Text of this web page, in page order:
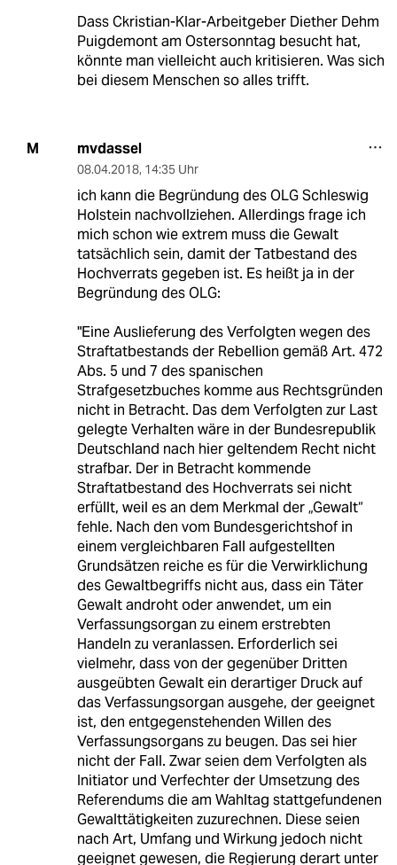
Dass Ckristian-Klar-Arbeitgeber Diether Dehm
Puigdemont am Ostersonntag besucht hat,
könnte man vielleicht auch kritisieren. Was sich
bei diesem Menschen so alles trifft.
M mvdassel
08.04.2018, 14:35 Uhr
ich kann die Begründung des OLG Schleswig
Holstein nachvollziehen. Allerdings frage ich
mich schon wie extrem muss die Gewalt
tatsächlich sein, damit der Tatbestand des
Hochverrats gegeben ist. Es heißt ja in der
Begründung des OLG:
"Eine Auslieferung des Verfolgten wegen des
Straftatbestands der Rebellion gemäß Art. 472
Abs. 5 und 7 des spanischen
Strafgesetzbuches komme aus Rechtsgründen
nicht in Betracht. Das dem Verfolgten zur Last
gelegte Verhalten wäre in der Bundesrepublik
Deutschland nach hier geltendem Recht nicht
strafbar. Der in Betracht kommende
Straftatbestand des Hochverrats sei nicht
erfüllt, weil es an dem Merkmal der „Gewalt“
fehle. Nach den vom Bundesgerichtshof in
einem vergleichbaren Fall aufgestellten
Grundsätzen reiche es für die Verwirklichung
des Gewaltbegriffs nicht aus, dass ein Täter
Gewalt androht oder anwendet, um ein
Verfassungsorgan zu einem erstrebten
Handeln zu veranlassen. Erforderlich sei
vielmehr, dass von der gegenüber Dritten
ausgeübten Gewalt ein derartiger Druck auf
das Verfassungsorgan ausgehe, der geeignet
ist, den entgegenstehenden Willen des
Verfassungsorgans zu beugen. Das sei hier
nicht der Fall. Zwar seien dem Verfolgten als
Initiator und Verfechter der Umsetzung des
Referendums die am Wahltag stattgefundenen
Gewalttätigkeiten zuzurechnen. Diese seien
nach Art, Umfang und Wirkung jedoch nicht
geeignet gewesen, die Regierung derart unter